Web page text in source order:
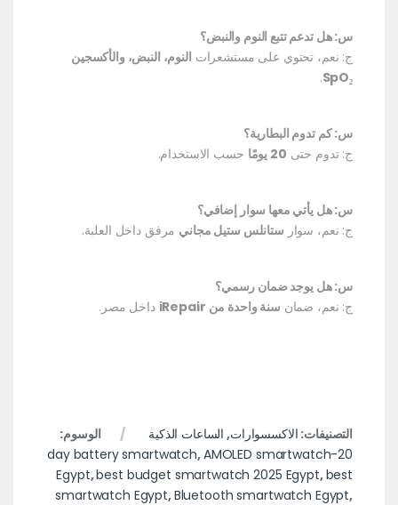
س: هل تدعم تتبع النوم والنبض؟
ج: نعم، تحتوي على مستشعرات النوم، النبض، والأكسجين
SpO₂
.
س: كم تدوم البطارية؟
ج: تدوم حتى 20 يومًا حسب الاستخدام.
س: هل يأتي معها سوار إضافي؟
ج: نعم، سوار ستانلس ستيل مجاني مرفق داخل العلبة.
س: هل يوجد ضمان رسمي؟
ج: نعم، ضمان سنة واحدة من iRepair داخل مصر.
التصنيفات: الاكسسوارات, الساعات الذكية
الوسوم:
20-day battery smartwatch
,AMOLED smartwatch
Egypt,best budget smartwatch 2025 Egypt,best
smartwatch Egypt,Bluetooth smartwatch Egypt,